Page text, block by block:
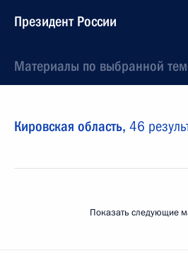
Президент России
Материалы по выбранной
Кировская область, 46
Показать следующие